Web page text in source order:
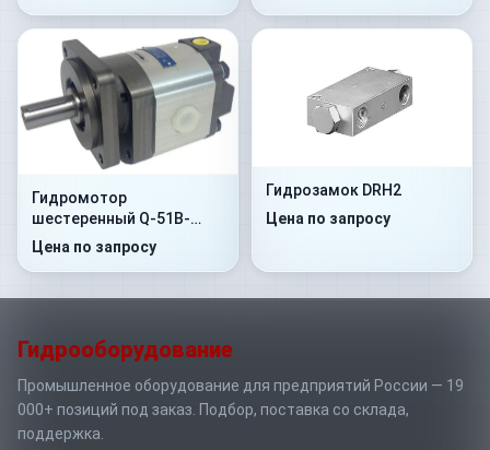
Гидромотор
шестеренный Q-51B-
B1D4-SS08S08-V.033
Цена по запросу
Гидрозамок DRH2
Цена по запросу
Гидрооборудование
Промышленное оборудование для предприятий России — 19
000+ позиций под заказ. Подбор, поставка со склада,
поддержка.